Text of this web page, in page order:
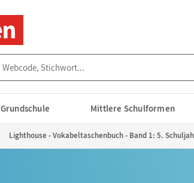
Grundschule Mittlere Schulformen
Lighthouse - Vokabeltaschenbuch - Band 1: 5.